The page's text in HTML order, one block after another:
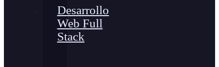
Desarrollo
Web Full
Stack